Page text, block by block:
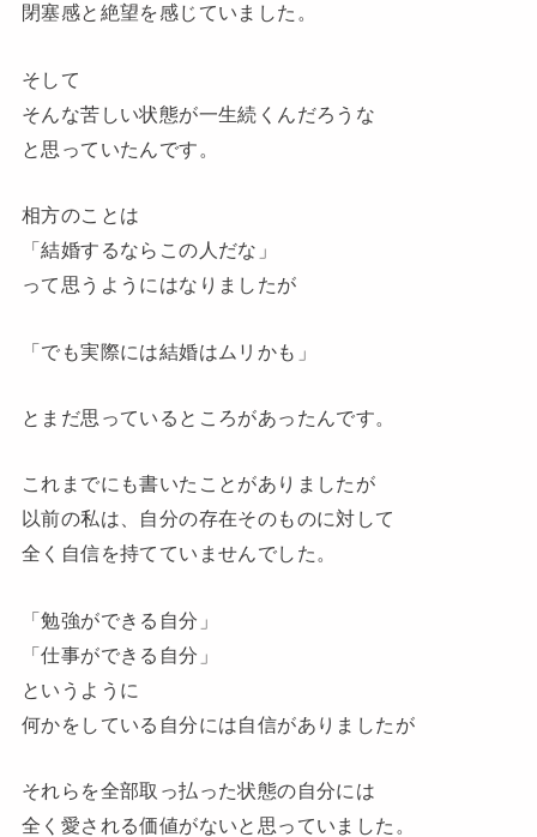
閉塞感と絶望を感じていました。
そして
そんな苦しい状態が一生続くんだろうな
と思っていたんです。
相方のことは
「結婚するならこの人だな」
って思うようにはなりましたが
「でも実際には結婚はムリかも」
とまだ思っているところがあったんです。
これまでにも書いたことがありましたが
以前の私は、自分の存在そのものに対して
全く自信を持てていませんでした。
「勉強ができる自分」
「仕事ができる自分」
というように
何かをしている自分には自信がありましたが
それらを全部取っ払った状態の自分には
全く愛される価値がないと思っていました。